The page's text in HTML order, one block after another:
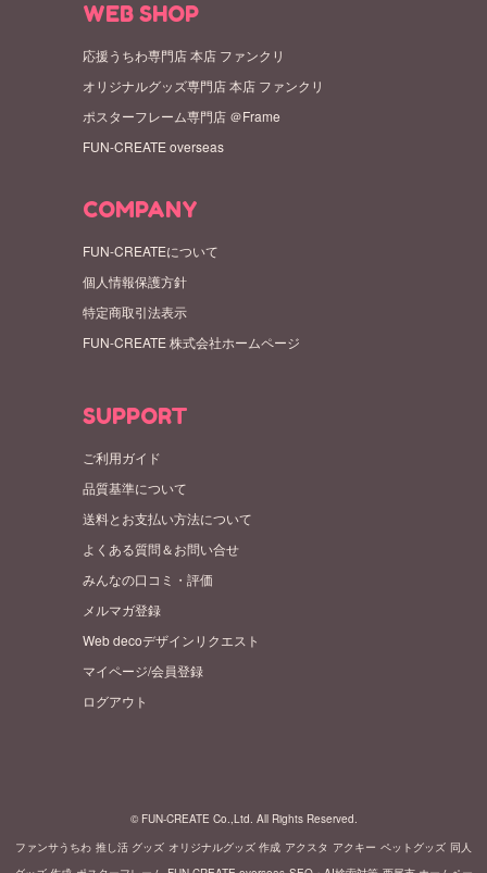
WEB SHOP
応援うちわ専門店 本店 ファンクリ
オリジナルグッズ専門店 本店 ファンクリ
ポスターフレーム専門店 ＠Frame
FUN-CREATE overseas
COMPANY
FUN-CREATEについて
個人情報保護方針
特定商取引法表示
FUN-CREATE 株式会社ホームページ
SUPPORT
ご利用ガイド
品質基準について
送料とお支払い方法について
よくある質問＆お問い合せ
みんなの口コミ・評価
メルマガ登録
Web decoデザインリクエスト
マイページ/会員登録
ログアウト
© FUN-CREATE Co.,Ltd. All Rights Reserved.
ファンサうちわ 推し活 グッズ オリジナルグッズ 作成 アクスタ アクキー ペットグッズ 同人